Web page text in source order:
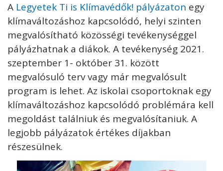
A Legyetek Ti is Klímavédők! pályázaton egy
klímaváltozáshoz kapcsolódó, helyi szinten
megvalósítható közösségi tevékenységgel
pályázhatnak a diákok. A tevékenység 2021.
szeptember 1- október 31. között
megvalósuló terv vagy már megvalósult
program is lehet. Az iskolai csoportoknak egy
klímaváltozáshoz kapcsolódó problémára kell
megoldást találniuk és megvalósítaniuk. A
legjobb pályázatok értékes díjakban
részesülnek.